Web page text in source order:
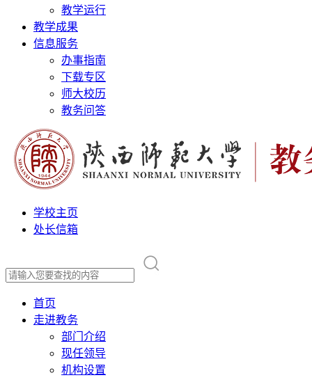
教学运行
教学成果
信息服务
办事指南
下载专区
师大校历
教务问答
学校主页
处长信箱
首页
走进教务
部门介绍
现任领导
机构设置